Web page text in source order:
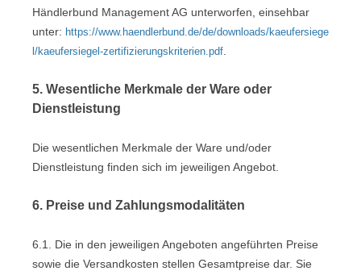
Händlerbund Management AG unterworfen, einsehbar
unter: https://www.haendlerbund.de/de/downloads/kaeufersiege
l/kaeufersiegel-zertifizierungskriterien.pdf
5. Wesentliche Merkmale der Ware oder
Dienstleistung
Die wesentlichen Merkmale der Ware und/oder
Dienstleistung finden sich im jeweiligen Angebot.
6. Preise und Zahlungsmodalitäten
6.1. Die in den jeweiligen Angeboten angeführten Preise
sowie die Versandkosten stellen Gesamtpreise dar. Sie